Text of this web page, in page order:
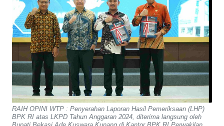
RAIH OPINI WTP : Penyerahan Laporan Hasil Pemeriksaan (LHP)
BPK RI atas LKPD Tahun Anggaran 2024, diterima langsung oleh